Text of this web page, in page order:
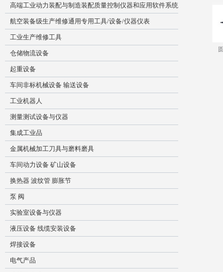
高端工业动力装配与制造装配质量控制仪器和应用软件系统
航空装备级生产维修通用专用工具/设备/仪器仪表
工业生产维修工具
仓储物流设备
起重设备
车间非标机械设备 输送设备
工业机器人
测量测试设备与仪器
集成工业品
金属机械加工刀具与磨料磨具
车间动力设备 矿山设备
换热器 波纹管 膨胀节
泵 阀
实验室设备与仪器
液压设备 线缆安装设备
焊接设备
电气产品